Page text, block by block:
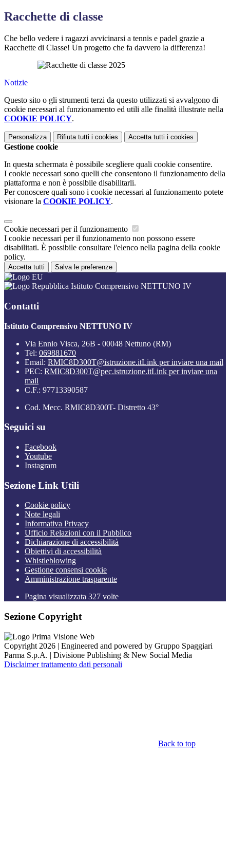
Racchette di classe
Che bello vedere i ragazzi avvicinarsi a tennis e padel grazie a
Racchette di Classe! Un progetto che fa davvero la differenza!
Notizie
Questo sito o gli strumenti terzi da questo utilizzati si avvalgono di
cookie necessari al funzionamento ed utili alle finalità illustrate nella
COOKIE POLICY.
Personalizza Rifiuta tutti i cookies Accetta tutti i cookies
Gestione cookie
In questa schermata è possibile scegliere quali cookie consentire.
I cookie necessari sono quelli che consentono il funzionamento della
piattaforma e non è possibile disabilitarli.
Per conoscere quali sono i cookie necessari al funzionamento potete
visionare la COOKIE POLICY.
Cookie necessari per il funzionamento
I cookie necessari per il funzionamento non possono essere
disabilitati. È possibile consultare l'elenco nella pagina della cookie
policy.
Accetta tutti Salva le preferenze
Istituto Comprensivo NETTUNO IV
Contatti
Istituto Comprensivo NETTUNO IV
Via Ennio Visca, 26B - 00048 Nettuno (RM)
Tel: 069881670
Email: RMIC8D300T@istruzione.itLink per inviare una mail
PEC: RMIC8D300T@pec.istruzione.itLink per inviare una
mail
C.F.: 97713390587
Cod. Mecc. RMIC8D300T- Distretto 43°
Seguici su
Facebook
Youtube
Instagram
Sezione Link Utili
Cookie policy
Note legali
Informativa Privacy
Ufficio Relazioni con il Pubblico
Dichiarazione di accessibilità
Obiettivi di accessibilità
Whistleblowing
Gestione consensi cookie
Amministrazione trasparente
Pagina visualizzata 327 volte
Sezione Copyright
Copyright 2026 | Engineered and powered by Gruppo Spaggiari
Parma S.p.A. | Divisione Publishing & New Social Media
Disclaimer trattamento dati personali
Back to top